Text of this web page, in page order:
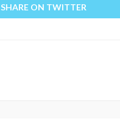
SHARE ON TWITTER